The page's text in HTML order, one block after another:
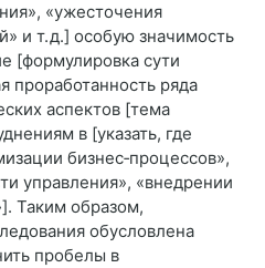
«ужесточения
и т. д.] особую значимость
[формулировка сути
проработанность ряда
аспектов [тема
в [указать, где
бизнес‑процессов»,
управления», «внедрении
Таким образом,
обусловлена
пробелы в